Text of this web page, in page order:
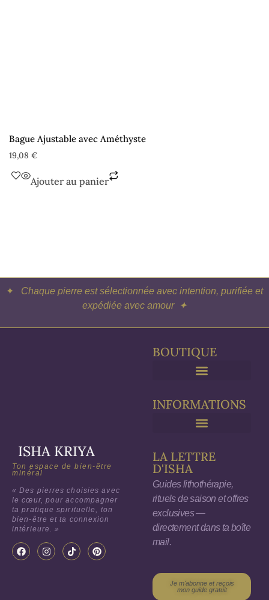
Bague Ajustable avec Améthyste
19,08 €
Ajouter au panier
✦ Chaque pierre est sélectionnée avec intention, purifiée et
expédiée avec amour ✦
ISHA KRIYA
Ton espace de bien-être
minéral
« Des pierres choisies avec
le cœur, pour accompagner
ta pratique spirituelle, ton
bien-être et ta connexion
intérieure. »
BOUTIQUE
INFORMATIONS
LA LETTRE
D'ISHA
Guides lithothérapie,
rituels de saison et offres
exclusives —
directement dans ta boîte
mail.
Je m'abonne et reçois
mon guide gratuit